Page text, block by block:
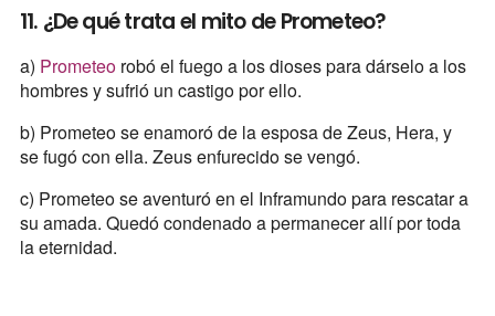
11. ¿De qué trata el mito de Prometeo?
a) Prometeorobó el fuego a los dioses para dárselo a los
hombres y sufrió un castigo por ello.
b) Prometeo se enamoró de la esposa de Zeus, Hera, y
se fugó con ella. Zeus enfurecido se vengó.
c) Prometeo se aventuró en el Inframundo para rescatar a
su amada. Quedó condenado a permanecer allí por toda
la eternidad.